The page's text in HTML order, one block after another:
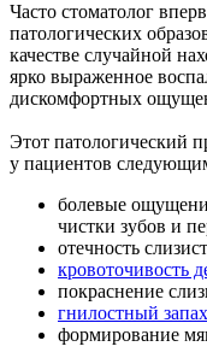
Часто стоматолог
патологических
качестве случайной
ярко выраженное
дискомфортных
Этот патологический
у пациентов
болевые
чистки зубов и
отечность
кровоточивость
покраснение
гнилостный
формирование